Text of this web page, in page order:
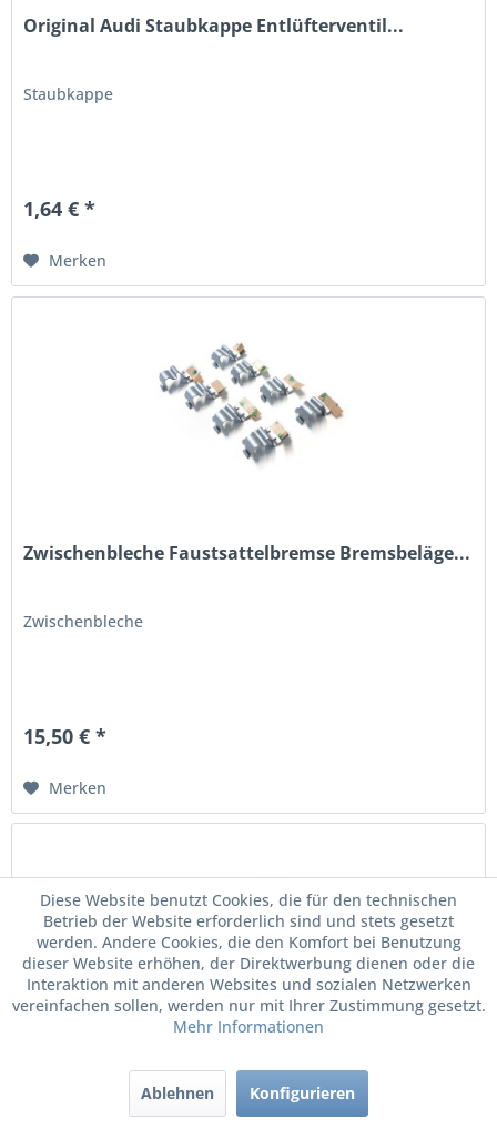
Original Audi Staubkappe Entlüfterventil...
Staubkappe
1,64 € *
Merken
Zwischenbleche Faustsattelbremse Bremsbeläge...
Zwischenbleche
15,50 € *
Merken
Original VW Bremsenblech Deckblech...
Diese Website benutzt Cookies, die für den technischen
Betrieb der Website erforderlich sind und stets gesetzt
werden. Andere Cookies, die den Komfort bei Benutzung
dieser Website erhöhen, der Direktwerbung dienen oder die
Interaktion mit anderen Websites und sozialen Netzwerken
vereinfachen sollen, werden nur mit Ihrer Zustimmung gesetzt.
Mehr Informationen
Ablehnen Konfigurieren